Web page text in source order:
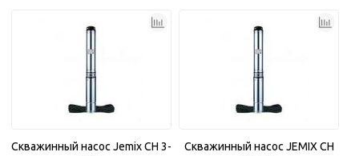
Скважинный насос Jemix CH 3-
Скважинный насос JEMIX CH